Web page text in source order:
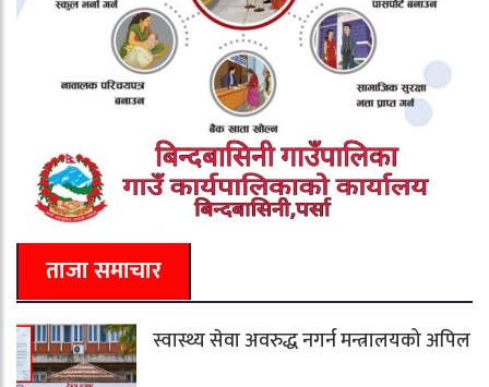
ताजा समाचार
स्वास्थ्य सेवा अवरुद्ध नगर्न मन्त्रालयको अपिल